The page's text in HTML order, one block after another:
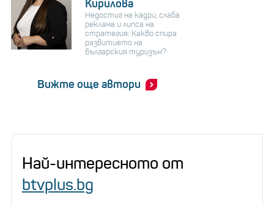
Кирилова
Недостиг на кадри, слаба
реклама и липса на
стратегия: Какво спира
развитието на
българския туризъм?
Вижте още автори
Най-интересното от
btvplus.bg